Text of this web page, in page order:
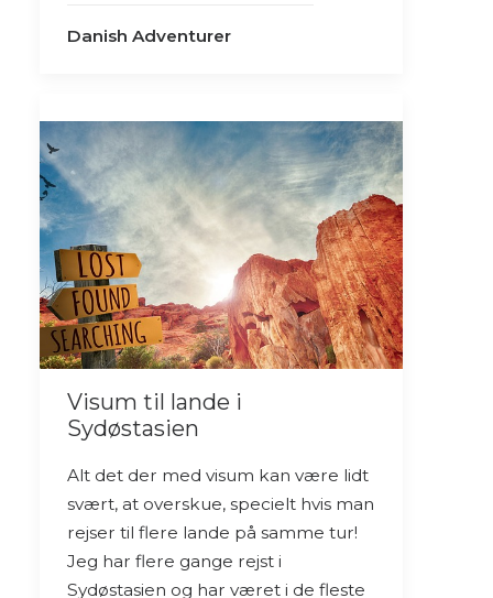
Danish Adventurer
Visum til lande i
Sydøstasien
Alt det der med visum kan være lidt
svært, at overskue, specielt hvis man
rejser til flere lande på samme tur!
Jeg har flere gange rejst i
Sydøstasien og har været i de fleste